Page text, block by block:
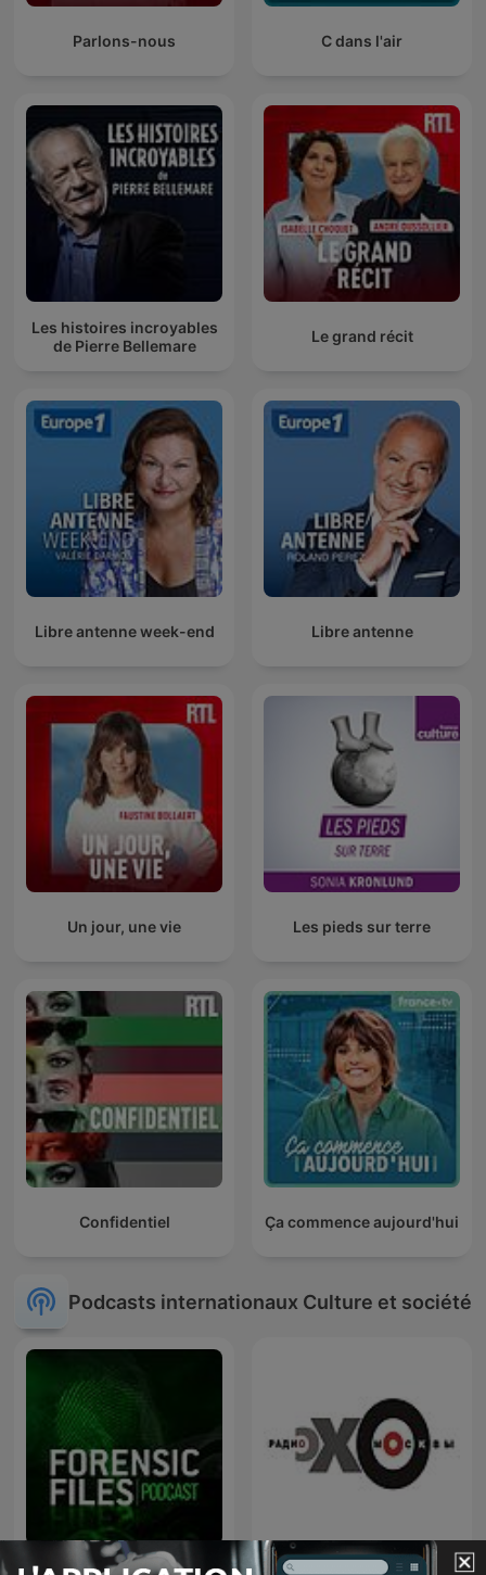
Parlons-nous C dans l'air
Les histoires incroyables
de Pierre Bellemare
Le grand récit
Libre antenne week-end Libre antenne
Un jour, une vie Les pieds sur terre
Confidentiel Ça commence aujourd'hui
Podcasts internationaux Culture et société